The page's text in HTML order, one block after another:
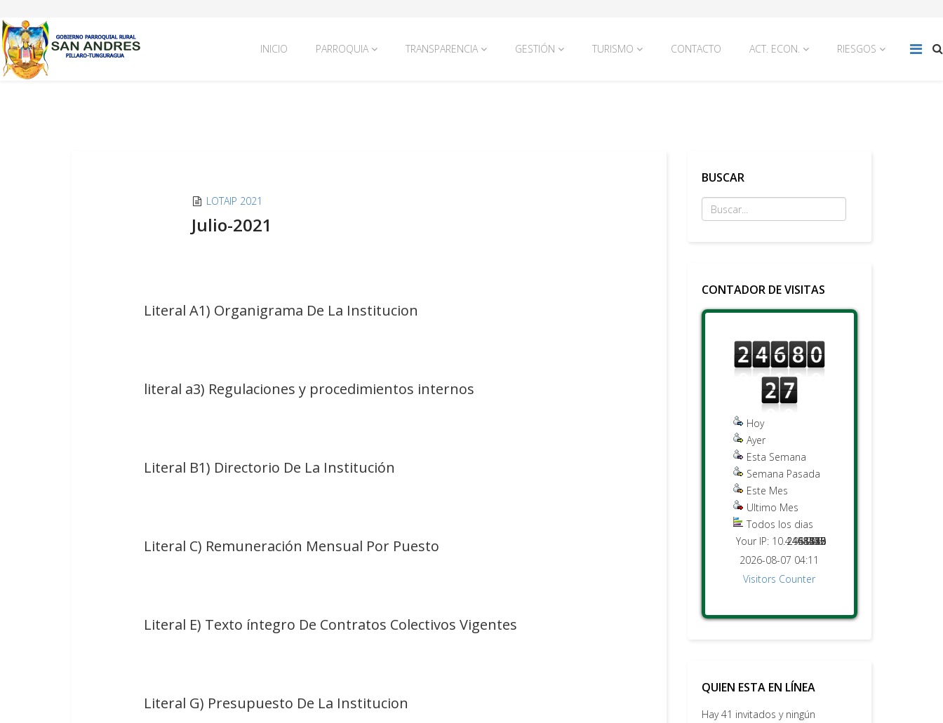
INICIO PARROQUIA TRANSPARENCIA GESTIÓN TURISMO CONTACTO ACT. ECON. RIESGOS
LOTAIP 2021
Julio-2021
Literal A1) Organigrama De La Institucion
literal a3) Regulaciones y procedimientos internos
Literal B1) Directorio De La Institución
Literal C) Remuneración Mensual Por Puesto
Literal E) Texto íntegro De Contratos Colectivos Vigentes
Literal G) Presupuesto De La Institucion
BUSCAR
CONTADOR DE VISITAS
Hoy
Ayer
Esta Semana
Semana Pasada
Este Mes
Ultimo Mes
Todos los dias
130
882
5555
2451476
8748
44015
2468027
Your IP: 10.4.98.208
2026-08-07 04:11
Visitors Counter
QUIEN ESTA EN LÍNEA
Hay 41 invitados y ningún